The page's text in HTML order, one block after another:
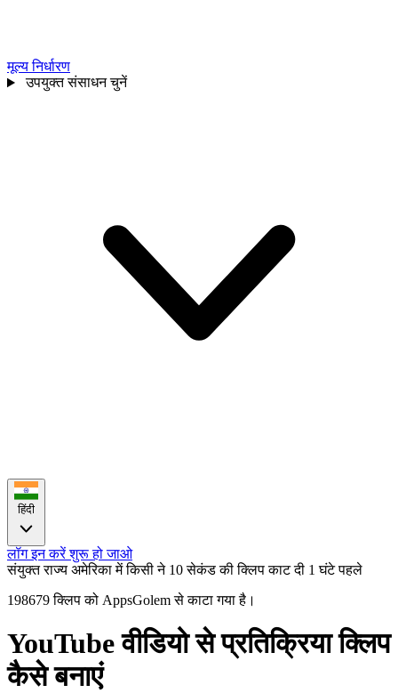
मूल्य निर्धारण
उपयुक्त संसाधन चुनें
हिंदी
लॉग इन करेंशुरू हो जाओ
संयुक्त राज्य अमेरिका में किसी ने 10 सेकंड की क्लिप काट दी 1 घंटे पहले
198679 क्लिप को AppsGolem से काटा गया है।
YouTube वीडियो से प्रतिक्रिया क्लिप
कैसे बनाएं